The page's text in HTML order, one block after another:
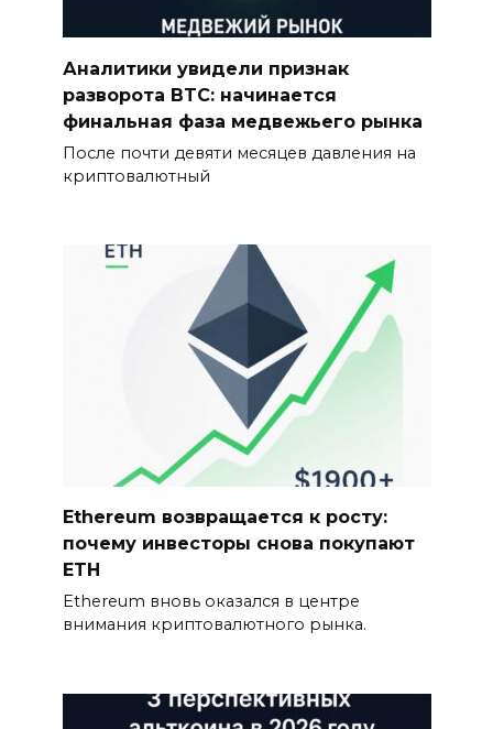
Аналитики увидели признак
разворота BTC: начинается
финальная фаза медвежьего рынка
После почти девяти месяцев давления на
криптовалютный
Ethereum возвращается к росту:
почему инвесторы снова покупают
ETH
Ethereum вновь оказался в центре
внимания криптовалютного рынка.